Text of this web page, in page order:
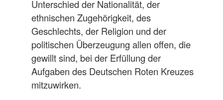
Unterschied der Nationalität, der
ethnischen Zugehörigkeit, des
Geschlechts, der Religion und der
politischen Überzeugung allen offen, die
gewillt sind, bei der Erfüllung der
Aufgaben des Deutschen Roten Kreuzes
mitzuwirken.